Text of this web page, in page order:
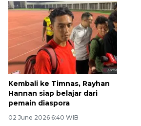
Kembali ke Timnas, Rayhan
Hannan siap belajar dari
pemain diaspora
02 June 2026 6:40 WIB